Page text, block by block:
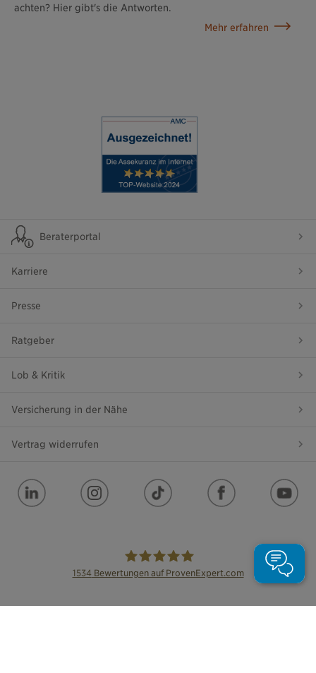
achten? Hier gibt's die Antworten.
Mehr erfahren
Beraterportal
Karriere
Presse
Ratgeber
Lob & Kritik
Versicherung in der Nähe
Vertrag widerrufen
1534 Bewertungen auf ProvenExpert.com